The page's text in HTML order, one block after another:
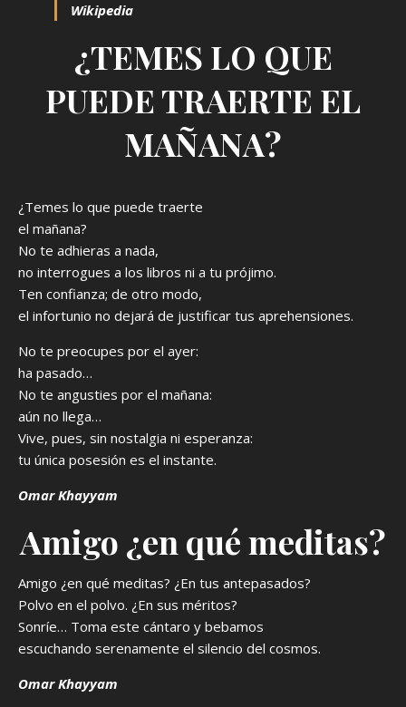
Wikipedia
¿TEMES LO QUE
PUEDE TRAERTE EL
MAÑANA?
¿Temes lo que puede traerte
el mañana?
No te adhieras a nada,
no interrogues a los libros ni a tu prójimo.
Ten confianza; de otro modo,
el infortunio no dejará de justificar tus aprehensiones.
No te preocupes por el ayer:
ha pasado…
No te angusties por el mañana:
aún no llega…
Vive, pues, sin nostalgia ni esperanza:
tu única posesión es el instante.
Omar Khayyam
Amigo ¿en qué meditas?
Amigo ¿en qué meditas? ¿En tus antepasados?
Polvo en el polvo. ¿En sus méritos?
Sonríe… Toma este cántaro y bebamos
escuchando serenamente el silencio del cosmos.
Omar Khayyam